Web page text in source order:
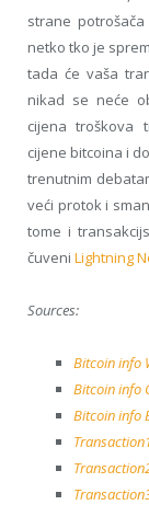
strane
netko tko je
tada će vaša
nikad se neće
cijena troškova
cijene bitcoina i
trenutnim
veći protok i
tome i
čuveni Lightning
Sources:
Bitcoin info
Bitcoin info
Bitcoin info